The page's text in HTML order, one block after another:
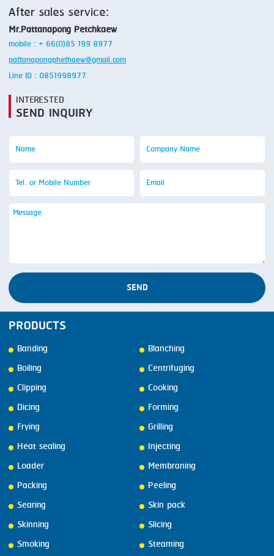
After sales service:
Mr.Pattanapong Petchkaew
mobile : + 66(0)85 199 8977
pattanapongphethaew@gmail.com
Line ID : 0851998977
INTERESTED
SEND INQUIRY
SEND
PRODUCTS
Banding
Blanching
Boiling
Centrifuging
Clipping
Cooking
Dicing
Forming
Frying
Grilling
Heat sealing
Injecting
Loader
Membraning
Packing
Peeling
Searing
Skin pack
Skinning
Slicing
Smoking
Steaming